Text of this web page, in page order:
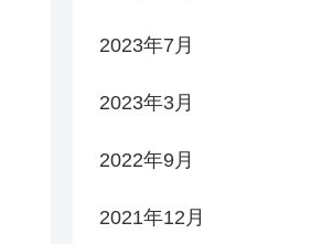
2023年7月
2023年3月
2022年9月
2021年12月